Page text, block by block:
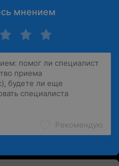
мнением
Рекомендую